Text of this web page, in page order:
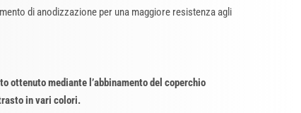
di anodizzazione per una maggiore resistenza agli
ottenuto mediante l’abbinamento del coperchio
in vari colori.